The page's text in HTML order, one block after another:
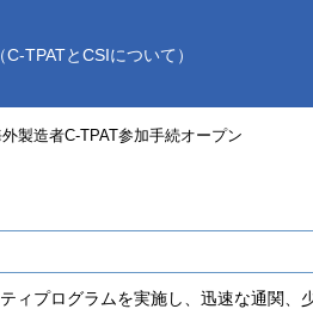
TPATとCSIについて）
外製造者C-TPAT参加手続オープン
ィプログラムを実施し、迅速な通関、